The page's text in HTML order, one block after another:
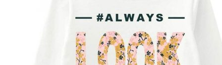
Miesten housut
Miesten farkut
Miesten collegehousut
Miesten shortsit
Miesten asusteet
Vyöt ja olkaimet